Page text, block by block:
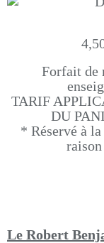
Forfait de
TARIF
DU
* Réservé à
Le Robert